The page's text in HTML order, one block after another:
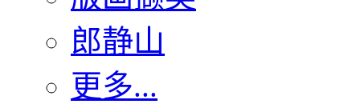
郎静山
更多...